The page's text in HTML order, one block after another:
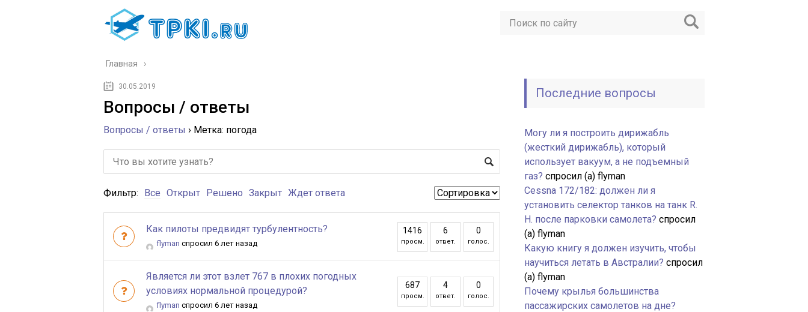
Главная
30.05.2019
Вопросы / ответы
Вопросы / ответы › Метка: погода
Фильтр: Все Открыт Решено Закрыт Ждет ответа
Как пилоты предвидят турбулентность?
flyman спросил 6 лет назад
1416
просм.
6
ответ.
0
голос.
Является ли этот взлет 767 в плохих погодных
условиях нормальной процедурой?
flyman спросил 6 лет назад
687
просм.
4
ответ.
0
голос.
Последние вопросы
Могу ли я построить дирижабль
(жесткий дирижабль), который
использует вакуум, а не подъемный
газ? спросил (а) flyman
Cessna 172/182: должен ли я
установить селектор танков на танк R.
H. после парковки самолета? спросил
(а) flyman
Какую книгу я должен изучить, чтобы
научиться летать в Австралии? спросил
(а) flyman
Почему крылья большинства
пассажирских самолетов на дне?